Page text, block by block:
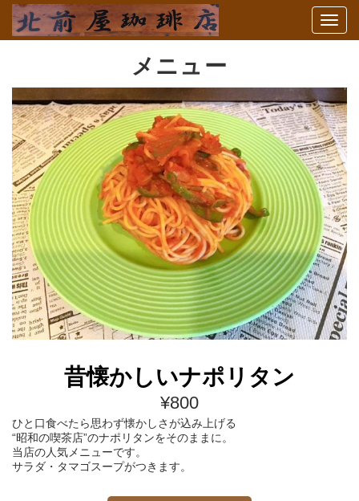
メニュー
昔懐かしいナポリタン
¥800
ひと口食べたら思わず懐かしさが込み上げる
“昭和の喫茶店”のナポリタンをそのままに。
当店の人気メニューです。
サラダ・タマゴスープがつきます。